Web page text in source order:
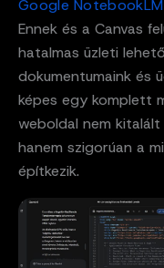
Google NotebookLM
Ennek és a Canvas
hatalmas üzleti
dokumentumaink és
képes egy komplett
weboldal nem
hanem szigorúan a
építkezik.